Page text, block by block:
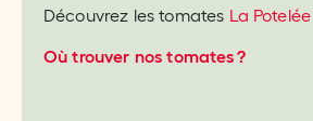
Découvrez les tomates La Potelée
Où trouver nos tomates ?